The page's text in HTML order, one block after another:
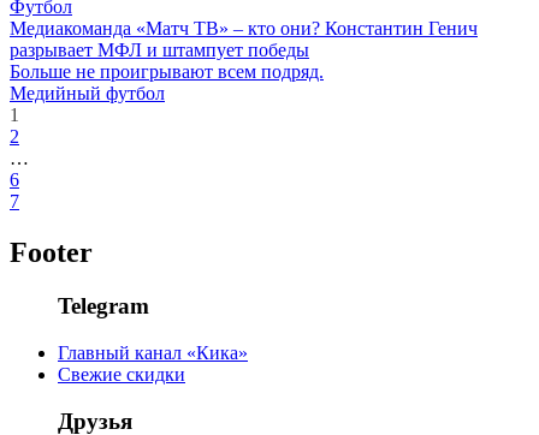
Футбол
Медиакоманда «Матч ТВ» – кто они? Константин Генич
разрывает МФЛ и штампует победы
Больше не проигрывают всем подряд.
Медийный футбол
1
2
…
6
7
Footer
Telegram
Главный канал «Кика»
Свежие скидки
Друзья